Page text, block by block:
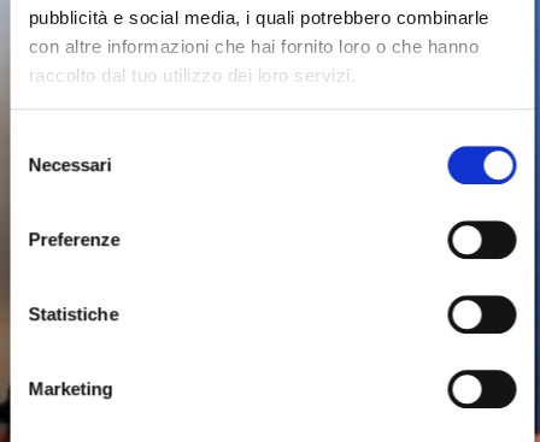
pubblicità e social media, i quali potrebbero combinarle
con altre informazioni che hai fornito loro o che hanno
raccolto dal tuo utilizzo dei loro servizi.
d
e
Necessari
Preferenze
Statistiche
Marketing